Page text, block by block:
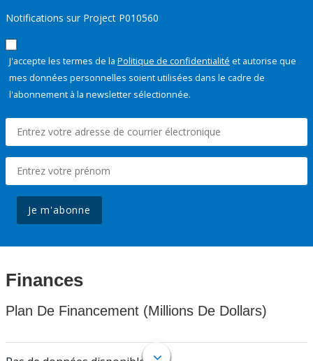
Notifications sur Project P010560
J'accepte les termes de la Politique de confidentialité et autorise que
mes données personnelles soient utilisées dans le cadre de
l'abonnement à la newsletter sélectionnée.
Je m'abonne
Finances
Plan De Financement (Millions De Dollars)